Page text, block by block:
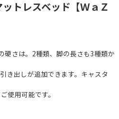
トレスベッド【ＷａＺ
硬さは。2種類、脚の長さも3種類か
き出しが追加できます。キャスタ
使用可能です。